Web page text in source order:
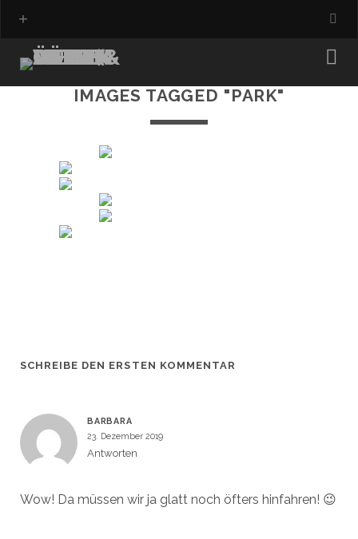
IMAGES TAGGED "PARK"
SCHREIBE DEN ERSTEN KOMMENTAR
BARBARA
23. Dezember 2019
Antworten
Wow! Da müssen wir ja glatt noch öfters hinfahren! 😉